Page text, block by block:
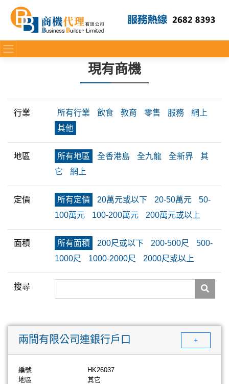
現有商機
行業 所有行業 飲食 教育 零售 服務
網上
其他
地區 所有地區 全香港島 全九龍 全新界
其
它
網上
定價 所有定價 20萬元或以下 20-50萬元
50-
100萬元
100-200萬元 200萬元或以上
面積 所有面積 200尺或以下 200-500尺
500-
1000尺
1000-2000尺 2000尺或以上
搜尋
兩間有限公司連銀行戶口 +
編號
HK26037
地區
其它